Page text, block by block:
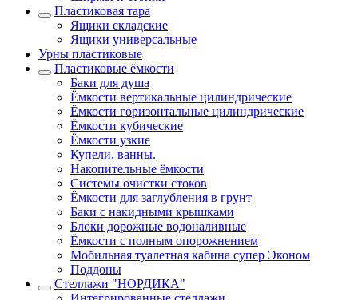
Пластиковая тара
Ящики складские
Ящики универсальные
Урны пластиковые
Пластиковые ёмкости
Баки для душа
Ёмкости вертикальные цилиндрические
Ёмкости горизонтальные цилиндрические
Ёмкости кубические
Ёмкости узкие
Купели, ванны.
Накопительные ёмкости
Системы очистки стоков
Ёмкости для заглубления в грунт
Баки с накидными крышками
Блоки дорожные водоналивные
Ёмкости с полным опорожнением
Мобильная туалетная кабина супер Эконом
Поддоны
Стеллажи "НОРДИКА"